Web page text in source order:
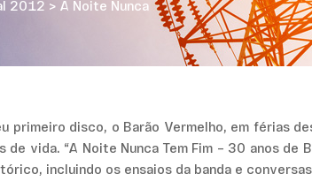
2012 > A Noite Nunca
primeiro disco, o Barão Vermelho, em férias
vida. “A Noite Nunca Tem Fim – 30 anos de
incluindo os ensaios da banda e